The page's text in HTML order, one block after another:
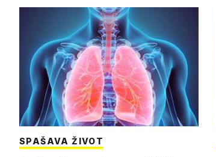
SPAŠAVA ŽIVOT